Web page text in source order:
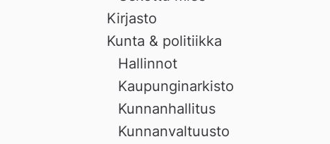
Kirjasto
Kunta & politiikka
Hallinnot
Kaupunginarkisto
Kunnanhallitus
Kunnanvaltuusto